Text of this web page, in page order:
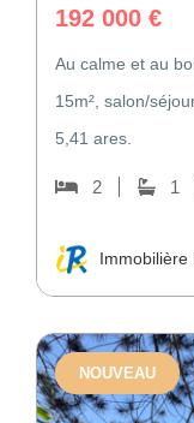
192 000 €
Au calme et au
15m², salon/
5,41 ares.
2 1
Immobilière
NOUVEAU